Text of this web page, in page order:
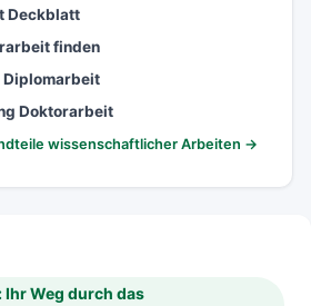
Deckblatt
finden
Doktorarbeit
wissenschaftlicher Arbeiten →
Ihr Weg durch das